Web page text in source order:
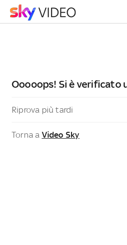
Ooooops! Si è verificato
Riprova più tardi
Torna a Video Sky